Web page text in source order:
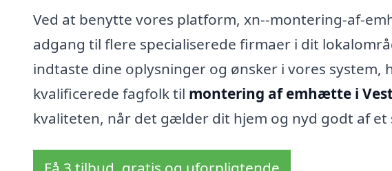
Ved at benytte vores platform, xn--montering-af-
adgang til flere specialiserede firmaer i dit
indtaste dine oplysninger og ønsker i vores
kvalificerede fagfolk til montering af emhætte i
kvaliteten, når det gælder dit hjem og nyd godt af